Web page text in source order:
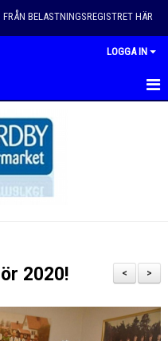
BELASTNINGSREGISTRET HÄR
LOGGA IN
>
<
2020!